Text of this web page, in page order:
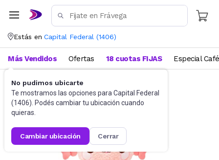
Estás en Capital Federal (1406)
No pudimos ubicarte
Te mostramos las opciones para Capital Federal
(1406). Podés cambiar tu ubicación cuando
quieras.
cambiar ubicación cerrar
Más Vendidos Ofertas 18 cuotas FIJAS Especial Café
Juguetes y Juegos